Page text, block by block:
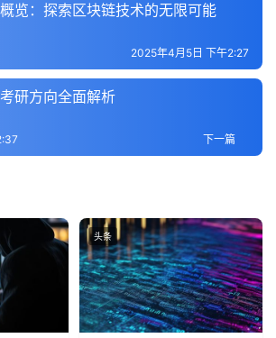
览：探索区块链技术的无限可能
2025年4月5日 下午2:27
研方向全面解析
下一篇
头条